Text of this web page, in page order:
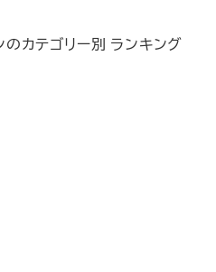
カテゴリー別 ランキング